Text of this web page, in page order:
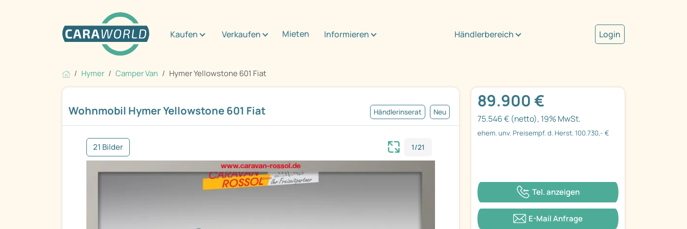
Kaufen Verkaufen Mieten Informieren Händlerbereich Login
Hymer Camper Van Hymer Yellowstone 601 Fiat
Wohnmobil Hymer Yellowstone 601 Fiat Händlerinserat Neu
21 Bilder 1/21
89.900 €
75.546 € (netto), 19% MwSt.
ehem. unv. Preisempf. d. Herst. 100.730,- €
Tel. anzeigen
E-Mail Anfrage